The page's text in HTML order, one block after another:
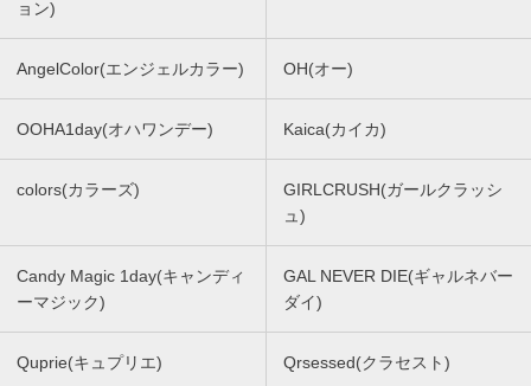
ョン)
AngelColor(エンジェルカラー) OH(オー)
OOHA1day(オハワンデー) Kaica(カイカ)
colors(カラーズ)
GIRLCRUSH(ガールクラッシ
ュ)
Candy Magic 1day(キャンディ
ーマジック)
GAL NEVER DIE(ギャルネバー
ダイ)
Quprie(キュプリエ) Qrsessed(クラセスト)